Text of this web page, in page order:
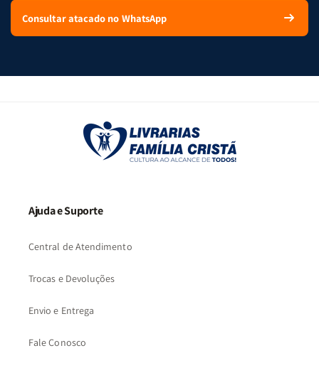
Consultar atacado no WhatsApp
Ajuda e Suporte
Central de Atendimento
Trocas e Devoluções
Envio e Entrega
Fale Conosco